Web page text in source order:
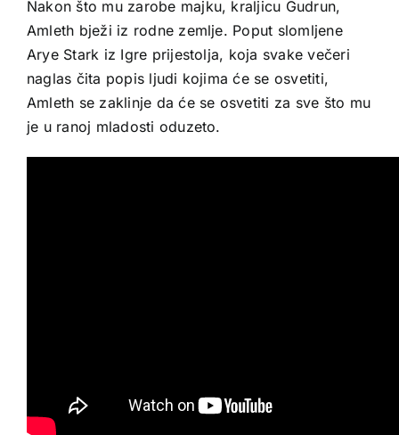
Nakon što mu zarobe majku, kraljicu Gudrun,
Amleth bježi iz rodne zemlje. Poput slomljene
Arye Stark iz Igre prijestolja, koja svake večeri
naglas čita popis ljudi kojima će se osvetiti,
Amleth se zaklinje da će se osvetiti za sve što mu
je u ranoj mladosti oduzeto.